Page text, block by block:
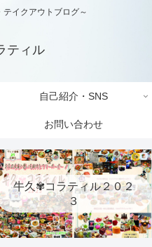
テイクアウトブログ～
ティル
自己紹介・SNS
お問い合わせ
牛久✾コラティル２０２
３